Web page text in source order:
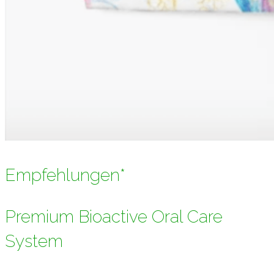
Empfehlungen*
Premium Bioactive Oral Care
System